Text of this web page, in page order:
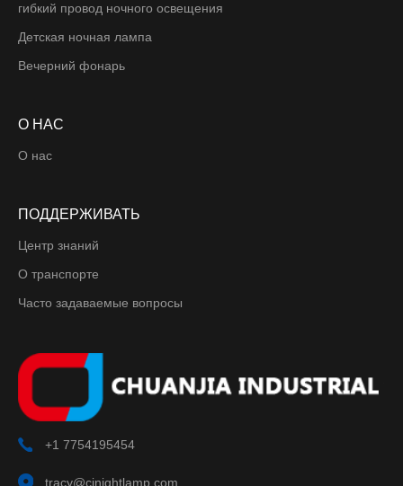
гибкий провод ночного освещения
Детская ночная лампа
Вечерний фонарь
О НАС
О нас
ПОДДЕРЖИВАТЬ
Центр знаний
О транспорте
Часто задаваемые вопросы
+1 7754195454
tracy@cjnightlamp.com